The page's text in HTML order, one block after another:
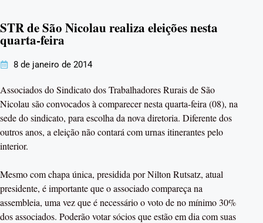
STR de São Nicolau realiza eleições nesta
quarta-feira
8 de janeiro de 2014
Associados do Sindicato dos Trabalhadores Rurais de São
Nicolau são convocados à comparecer nesta quarta-feira (08), na
sede do sindicato, para escolha da nova diretoria. Diferente dos
outros anos, a eleição não contará com urnas itinerantes pelo
interior.
Mesmo com chapa única, presidida por Nilton Rutsatz, atual
presidente, é importante que o associado compareça na
assembleia, uma vez que é necessário o voto de no mínimo 30%
dos associados. Poderão votar sócios que estão em dia com suas